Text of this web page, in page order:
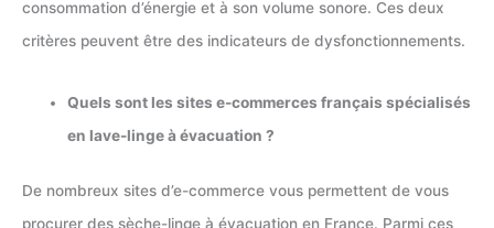
consommation d’énergie et à son volume sonore. Ces deux
critères peuvent être des indicateurs de dysfonctionnements.
Quels sont les sites e-commerces français spécialisés
en lave-linge à évacuation ?
De nombreux sites d’e-commerce vous permettent de vous
procurer des sèche-linge à évacuation en France. Parmi ces